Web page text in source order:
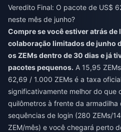
Veredito Final: O pacote de US$
neste mês de junho?
Compre se você estiver atrás de
colaboração limitados de junho
os ZEMs dentro de 30 dias e já
pacotes pequenos. A 15,95
62,69 / 1.000 ZEMs é a taxa
significativamente melhor do que
quilômetros à frente da armadilha
sequências de login (280 ZEMs/
ZEM/mês) e você chegará perto